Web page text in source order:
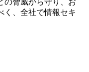
く、全社で情報セキ